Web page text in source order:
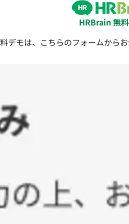
HRBrain 無
デモは、こちらのフォームから